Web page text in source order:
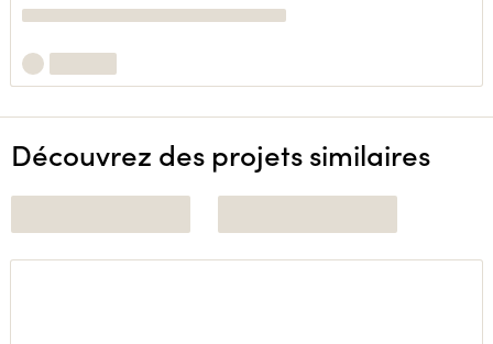
Découvrez des projets similaires